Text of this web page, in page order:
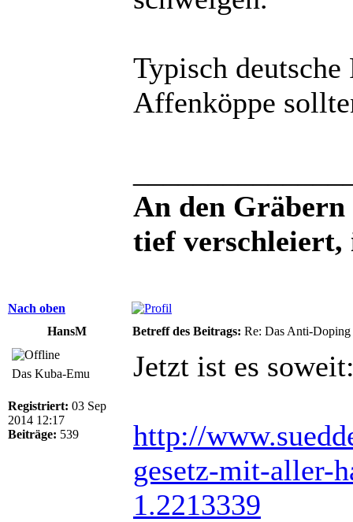
Typisch
Affenköppe
An den
tief verschleiert,
Nach oben
HansM
Betreff des Beitrags: Re: Das Anti-Doping
Das Kuba-Emu
Registriert: 03 Sep
2014 12:17
Beiträge: 539
Jetzt ist es
http://
gesetz-mit-aller-
1.2213339